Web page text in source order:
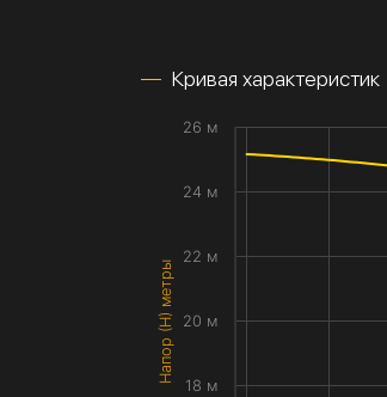
Кривая характеристик
Напор (H) метры
18 м
20 м
22 м
24 м
26 м